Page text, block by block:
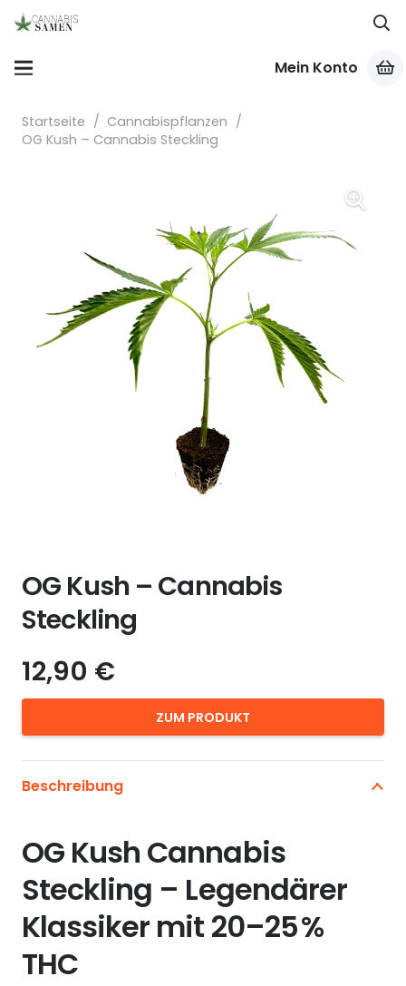
Mein Konto
Startseite / Cannabispflanzen /
OG Kush – Cannabis Steckling
OG Kush – Cannabis
Steckling
12,90 €
ZUM PRODUKT
Beschreibung
OG Kush Cannabis
Steckling – Legendärer
Klassiker mit 20–25 %
THC